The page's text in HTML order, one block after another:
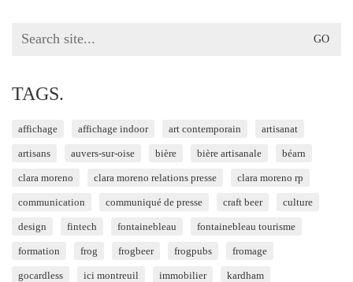
Search
TAGS.
affichage affichage indoor art contemporain artisanat
artisans auvers-sur-oise bière bière artisanale béarn
clara moreno clara moreno relations presse clara moreno rp
communication communiqué de presse craft beer culture
design fintech fontainebleau fontainebleau tourisme
formation frog frogbeer frogpubs fromage
gocardless ici montreuil immobilier kardham